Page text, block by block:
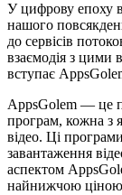
У цифрову епоху
нашого
до сервісів
взаємодія з цими
вступає
AppsGolem — це
програм, кожна з
відео. Ці
завантаження
аспектом
найнижчою